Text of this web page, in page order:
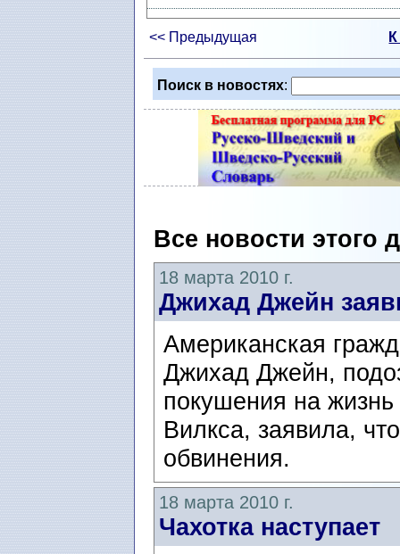
<< Предыдущая
Поиск в новостях:
Все новости этого
18 марта 2010 г.
Джихад Джейн
Американская
Джихад Джейн,
покушения на
Вилкса, заявила,
обвинения.
18 марта 2010 г.
Чахотка наступает